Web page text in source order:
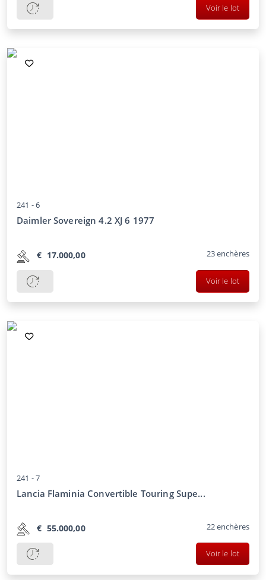
Voir le lot
241 -6
Daimler Sovereign 4.2 XJ 6 1977
€ 17.000,00 23enchères
Voir le lot
241 -7
Lancia Flaminia Convertible Touring Supe...
€ 55.000,00 22enchères
Voir le lot